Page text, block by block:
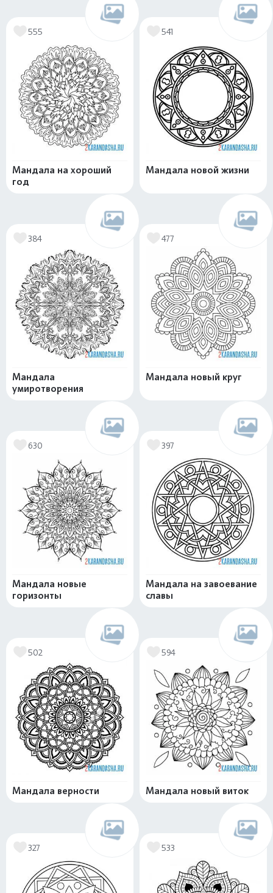
555
Мандала на хороший
год
541
Мандала новой жизни
384
Мандала
умиротворения
477
Мандала новый круг
630
Мандала новые
горизонты
397
Мандала на завоевание
славы
502
Мандала верности
594
Мандала новый виток
327 533